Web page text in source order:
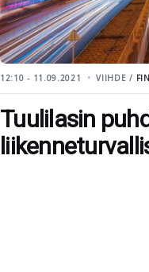
12:10 - 11.09.2021 VIIHDE /
Tuulilasin